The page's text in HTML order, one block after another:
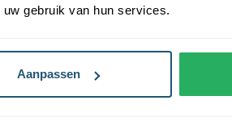
gebruik van hun services.
Aanpassen
cm,
voor
zijn